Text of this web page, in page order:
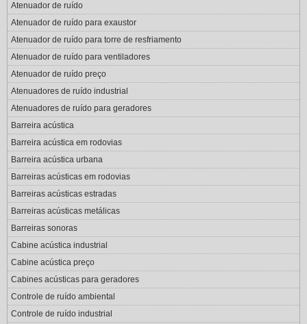
Atenuador de ruído
Atenuador de ruído para exaustor
Atenuador de ruído para torre de resfriamento
Atenuador de ruído para ventiladores
Atenuador de ruído preço
Atenuadores de ruído industrial
Atenuadores de ruído para geradores
Barreira acústica
Barreira acústica em rodovias
Barreira acústica urbana
Barreiras acústicas em rodovias
Barreiras acústicas estradas
Barreiras acústicas metálicas
Barreiras sonoras
Cabine acústica industrial
Cabine acústica preço
Cabines acústicas para geradores
Controle de ruído ambiental
Controle de ruído industrial